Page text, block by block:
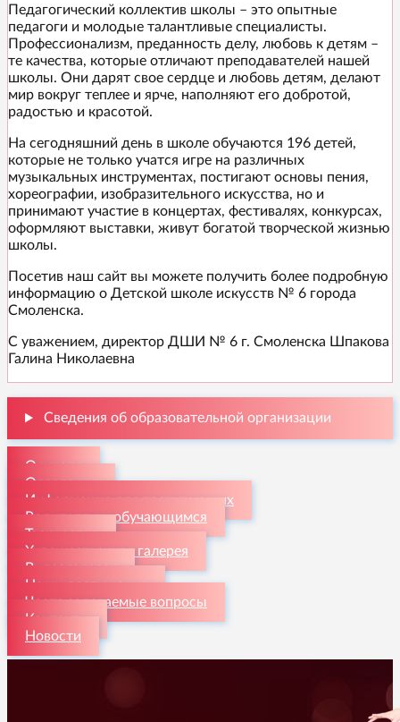
Педагогический коллектив школы – это опытные
педагоги и молодые талантливые специалисты.
Профессионализм, преданность делу, любовь к детям –
те качества, которые отличают преподавателей нашей
школы. Они дарят свое сердце и любовь детям, делают
мир вокруг теплее и ярче, наполняют его добротой,
радостью и красотой.
На сегодняшний день в школе обучаются 196 детей,
которые не только учатся игре на различных
музыкальных инструментах, постигают основы пения,
хореографии, изобразительного искусства, но и
принимают участие в концертах, фестивалях, конкурсах,
оформляют выставки, живут богатой творческой жизнью
школы.
Посетив наш сайт вы можете получить более подробную
информацию о Детской школе искусств № 6 города
Смоленска.
С уважением, директор ДШИ № 6 г. Смоленска Шпакова
Галина Николаевна
Сведения об образовательной организации
О школе
Отделения
Информация для поступающих
Родителям и обучающимся
Творчество
Художественная галерея
Видеогалерея
Наши достижения
Часто задаваемые вопросы
Контакты
Новости